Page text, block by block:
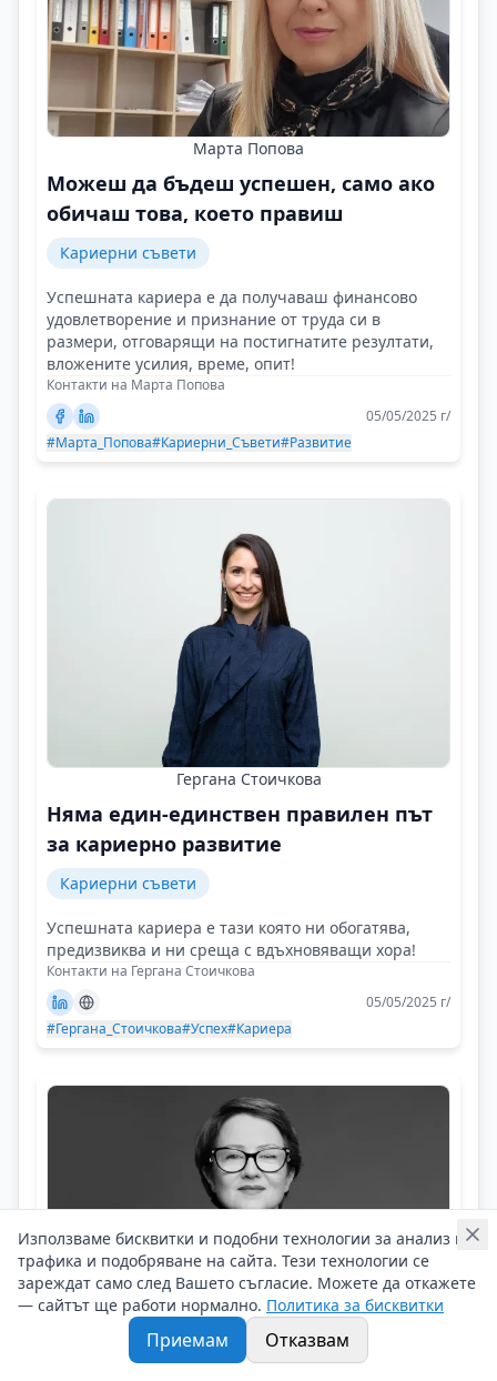
Марта Попова
Можеш да бъдеш успешен, само ако
обичаш това, което правиш
Кариерни съвети
Успешната кариера е да получаваш финансово
удовлетворение и признание от труда си в
размери, отговарящи на постигнатите резултати,
вложените усилия, време, опит!
Контакти на Марта Попова
05/05/2025 г/
#Марта_Попова#Кариерни_Съвети#Развитие
Гергана Стоичкова
Няма един-единствен правилен път
за кариерно развитие
Кариерни съвети
Успешната кариера е тази която ни обогатява,
предизвиква и ни среща с вдъхновяващи хора!
Контакти на Гергана Стоичкова
05/05/2025 г/
#Гергана_Стоичкова#Успех#Кариера
Иванина Първанова-Стефанова
Използваме бисквитки и подобни технологии за анализ на
трафика и подобряване на сайта. Тези технологии се
зареждат само след Вашето съгласие. Можете да откажете
— сайтът ще работи нормално. Политика за бисквитки
Приемам Отказвам